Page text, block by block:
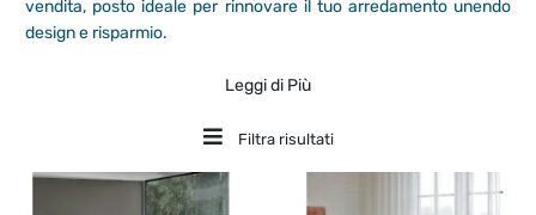
vendita, posto ideale per rinnovare il tuo arredamento unendo
design e risparmio.
Leggi di Più
Filtra risultati